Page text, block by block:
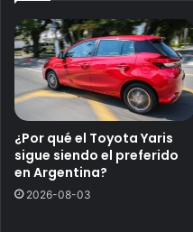
¿Por qué el Toyota Yaris
sigue siendo el preferido
en Argentina?
2026-08-03